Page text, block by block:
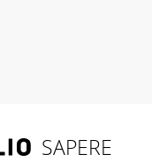
SAPERE